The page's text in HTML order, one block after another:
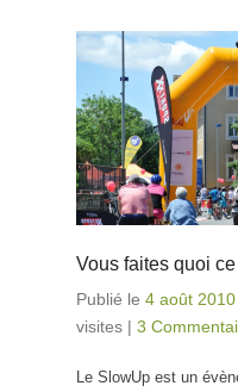
Vous faites quoi
Publié le 4 août 2010
visites | 3
Le SlowUp est un